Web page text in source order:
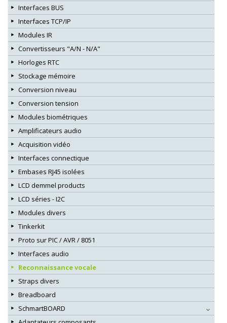
Interfaces BUS
Interfaces TCP/IP
Modules IR
Convertisseurs "A/N - N/A"
Horloges RTC
Stockage mémoire
Conversion niveau
Conversion tension
Modules biométriques
Amplificateurs audio
Acquisition vidéo
Interfaces connectique
Embases RJ45 isolées
LCD demmel products
LCD séries - I2C
Modules divers
Tinkerkit
Proto sur PIC / AVR / 8051
Interfaces audio
Reconnaissance vocale
Straps divers
Breadboard
SchmartBOARD